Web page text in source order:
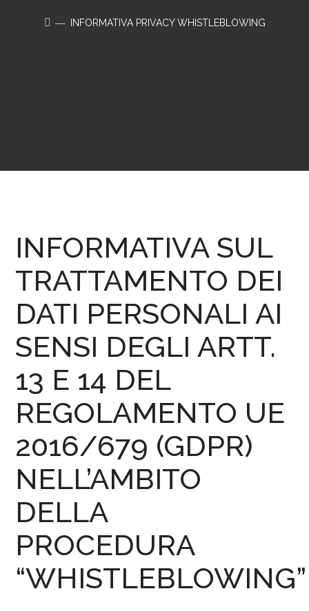
INFORMATIVA PRIVACY WHISTLEBLOWING
INFORMATIVA SUL
TRATTAMENTO DEI
DATI PERSONALI AI
SENSI DEGLI ARTT.
13 E 14 DEL
REGOLAMENTO UE
2016/679 (GDPR)
NELL’AMBITO
DELLA
PROCEDURA
“WHISTLEBLOWING”